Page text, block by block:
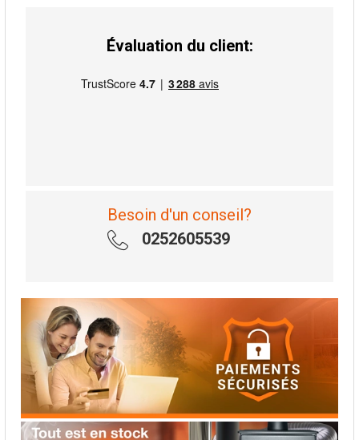
Évaluation du client:
Besoin d'un conseil?
0252605539